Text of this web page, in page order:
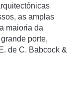
as amplas
maioria da
porte,
de C. Babcock &